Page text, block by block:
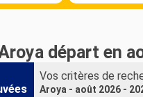
départ en
Vos critères de
Aroya - août 2026 -